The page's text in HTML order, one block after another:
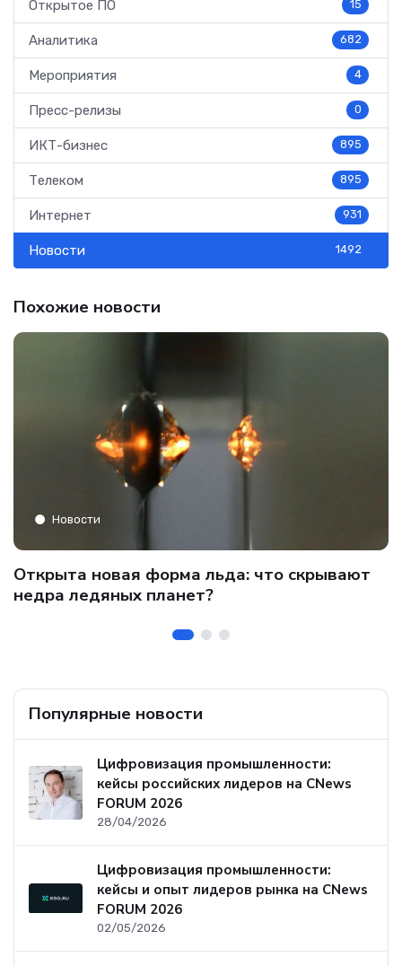
Открытое ПО 15
Аналитика 682
Мероприятия 4
Пресс-релизы 0
ИКТ-бизнес 895
Телеком 895
Интернет 931
Новости 1492
Похожие новости
Новости
Открыта новая форма льда: что скрывают
недра ледяных планет?
Популярные новости
Цифровизация промышленности:
кейсы российских лидеров на CNews
FORUM 2026
28/04/2026
Цифровизация промышленности:
кейсы и опыт лидеров рынка на CNews
FORUM 2026
02/05/2026